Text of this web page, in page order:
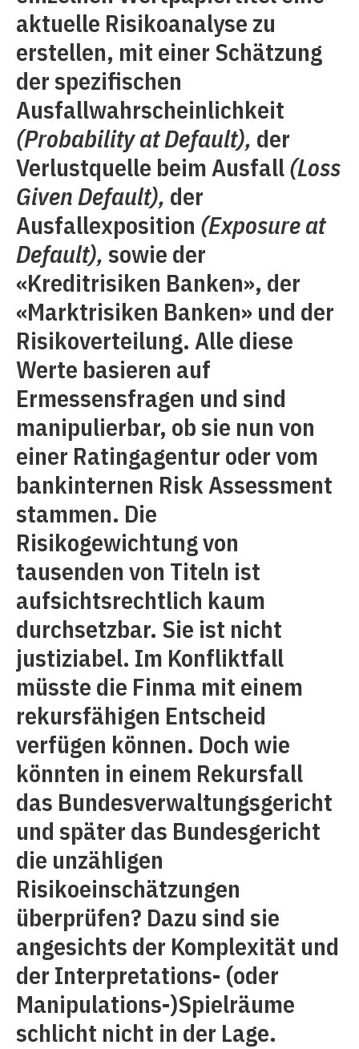
aktuelle Risikoanalyse zu
erstellen, mit einer Schätzung
der spezifischen
Ausfallwahrscheinlichkeit
(Probability at Default), der
Verlustquelle beim Ausfall(Loss
Given Default), der
Ausfallexposition (Exposure at
Default), sowie der
«Kreditrisiken Banken», der
«Marktrisiken Banken» und der
Risikoverteilung. Alle diese
Werte basieren auf
Ermessensfragen und sind
manipulierbar, ob sie nun von
einer Ratingagentur oder vom
bankinternen Risk Assessment
stammen. Die
Risikogewichtung von
tausenden von Titeln ist
aufsichtsrechtlich kaum
durchsetzbar. Sie ist nicht
justiziabel. Im Konfliktfall
müsste die Finma mit einem
rekursfähigen Entscheid
verfügen können. Doch wie
könnten in einem Rekursfall
das Bundesverwaltungsgericht
und später das Bundesgericht
die unzähligen
Risikoeinschätzungen
überprüfen? Dazu sind sie
angesichts der Komplexität und
der Interpretations- (oder
Manipulations-)Spielräume
schlicht nicht in der Lage.